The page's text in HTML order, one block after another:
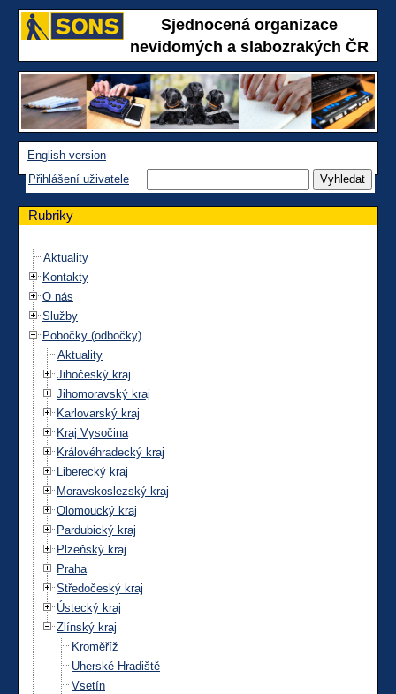
Sjednocená organizace
nevidomých a slabozrakých ČR
English version
Přihlášení uživatele
Rubriky
Aktuality
Kontakty
O nás
Služby
Pobočky (odbočky)
Aktuality
Jihočeský kraj
Jihomoravský kraj
Karlovarský kraj
Kraj Vysočina
Královéhradecký kraj
Liberecký kraj
Moravskoslezský kraj
Olomoucký kraj
Pardubický kraj
Plzeňský kraj
Praha
Středočeský kraj
Ústecký kraj
Zlínský kraj
Kroměříž
Uherské Hradiště
Vsetín